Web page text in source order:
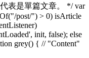
表是單篇文章。 */ var
post/") > 0) isArticle
init, false); else
grey() { // "Content"